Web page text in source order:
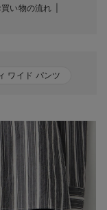
買い物の流れ
ワイド パンツ